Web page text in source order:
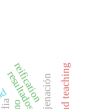
reificationenajenación